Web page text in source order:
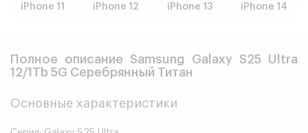
iPhone 11 iPhone 12 iPhone 13 iPhone 14
Полное описание Samsung Galaxy S25 Ultra
12/1Tb 5G Cеребрянный Титан
Основные характеристики